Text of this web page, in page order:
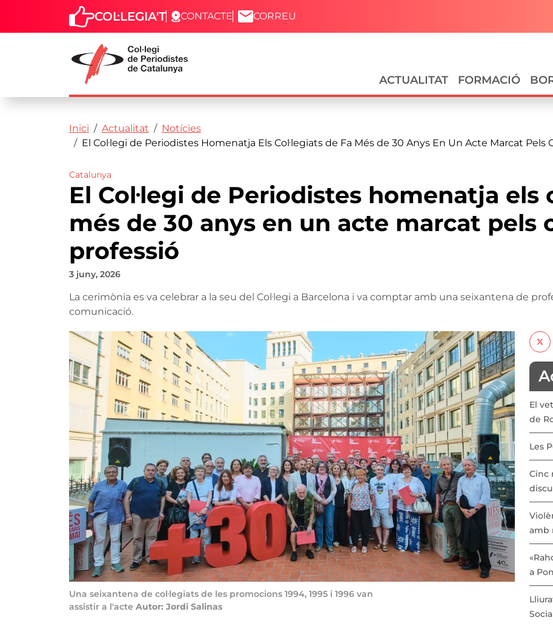
Vés al contingut
Capçalera
COL·LEGIA'T CONTACTE CORREU
Navegació principal
ACTUALITAT FORMACIÓ
Fil d'ariadna
Inici Actualitat
Notícies
El Col·legi de Periodistes Homenatja Els Col·legiats de Fa Més de 30 Anys En Un Acte Marcat Pels
Catalunya
El Col·legi de Periodistes homenatja els
més de 30 anys en un acte marcat pels
professió
3 juny, 2026
La cerimònia es va celebrar a la seu del Col·legi a Barcelona i va comptar amb una seixantena de
comunicació.
Una seixantena de col·legiats de les promocions 1994, 1995 i 1996 van
assistir a l'acte Autor: Jordi Salinas
El
de
Les
Cinc
amb
a